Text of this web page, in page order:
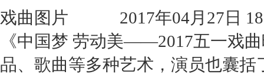
戏曲图片 2017年04月27日
《中国梦 劳动美——2017五一戏
品、歌曲等多种艺术，演员也囊